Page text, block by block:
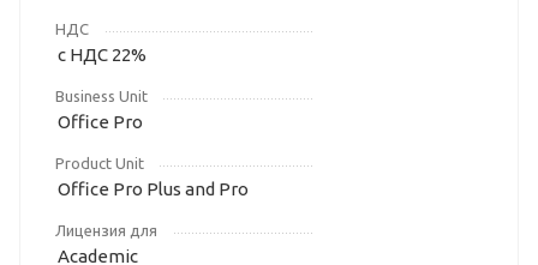
НДС
с НДС 22%
Business Unit
Office Pro
Product Unit
Office Pro Plus and Pro
Лицензия для
Academic